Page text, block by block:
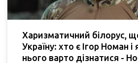
Харизматичний білорус,
Україну: хто є Ігор Номан і
нього варто дізнатися -